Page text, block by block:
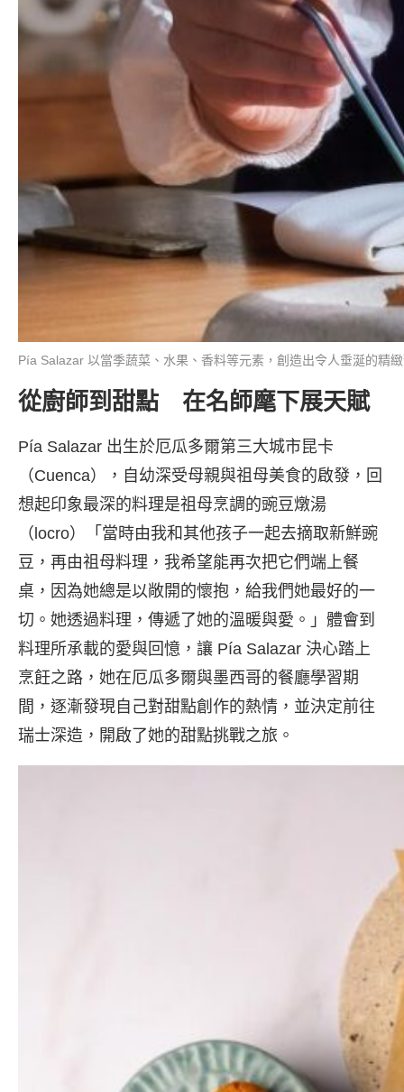
Pía Salazar 以當季蔬菜、水果、香料等元素，創造出令人垂涎的精
從廚師到甜點 在名師麾下展天賦
Pía Salazar 出生於厄瓜多爾第三大城市昆卡
（Cuenca），自幼深受母親與祖母美食的啟發，回
想起印象最深的料理是祖母烹調的豌豆燉湯
（locro）「當時由我和其他孩子一起去摘取新鮮豌
豆，再由祖母料理，我希望能再次把它們端上餐
桌，因為她總是以敞開的懷抱，給我們她最好的一
切。她透過料理，傳遞了她的溫暖與愛。」體會到
料理所承載的愛與回憶，讓 Pía Salazar 決心踏上
烹飪之路，她在厄瓜多爾與墨西哥的餐廳學習期
間，逐漸發現自己對甜點創作的熱情，並決定前往
瑞士深造，開啟了她的甜點挑戰之旅。